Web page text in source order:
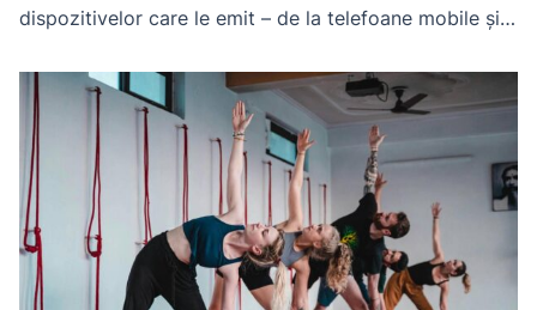
dispozitivelor care le emit – de la telefoane mobile și
beneficiilor aduse de tehnologie, există și îngrijorări
crescânde legate de impactul acestor radiații asupra
sănătății. Fiind din ce în ce mai expuși la unde
electromagnetice, […]